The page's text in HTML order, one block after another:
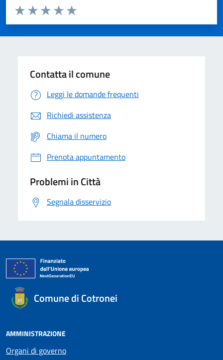
Domanda
Valuta da 1 a 5 stelle la pagina
Valuta 5 stelle su 5
Valuta 4 stelle su 5
Valuta 3 stelle su 5
Valuta 2 stelle su 5
Valuta 1 stelle su 5
Contatta il comune
Leggi le domande frequenti
Richiedi assistenza
Chiama il numero
Prenota appuntamento
Problemi in Città
Segnala disservizio
Comune di Cotronei
AMMINISTRAZIONE
Organi di governo